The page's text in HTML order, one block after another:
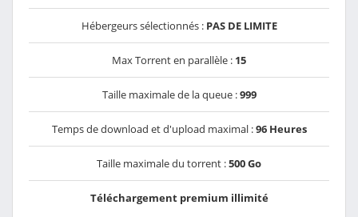
Hébergeurs sélectionnés : PAS DE LIMITE
Max Torrent en parallèle : 15
Taille maximale de la queue :999
Temps de download et d'upload maximal :96 Heures
Taille maximale du torrent :500 Go
Téléchargement premium illimité